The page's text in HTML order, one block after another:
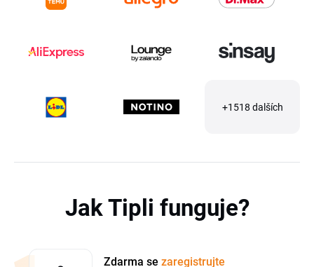
+1518 dalších
Jak Tipli funguje?
Zdarma se zaregistrujte